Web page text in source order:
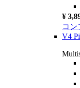
¥
コン
V4